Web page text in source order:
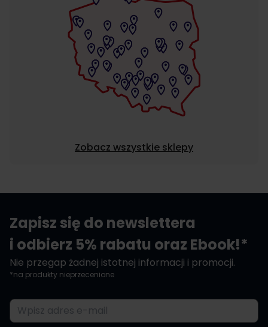
Zobacz wszystkie sklepy
Zapisz się do newslettera
i odbierz 5% rabatu oraz Ebook!*
Nie przegap żadnej istotnej informacji i promocji.
*na produkty nieprzecenione
Adres e-mail